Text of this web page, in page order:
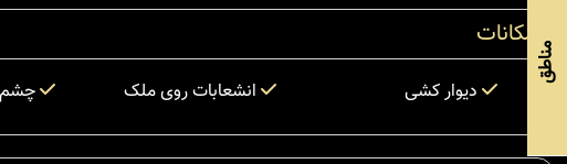
امکانات
دیوار کشی انشعابات روی ملک چشم
مناطق